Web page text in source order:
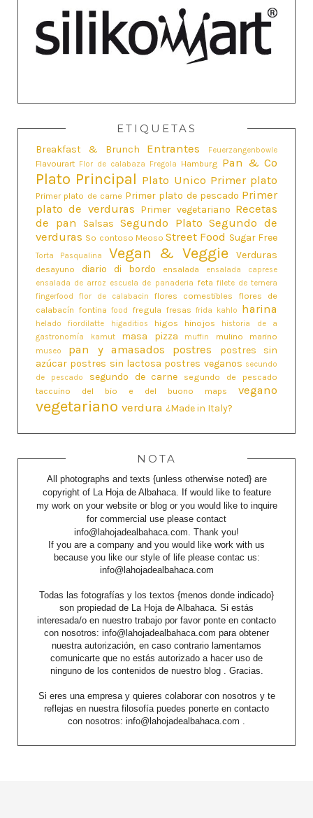
ETIQUETAS
Breakfast & Brunch Entrantes Feuerzangenbowle
Flavourart Flor de calabaza Fregola Hamburg Pan & Co
Plato Principal Plato Unico Primer plato
Primer plato de carne Primer plato de pescado Primer
plato de verduras Primer vegetariano Recetas
de pan
Salsas Segundo Plato Segundo de
verduras So contoso Meoso Street Food Sugar Free
Torta Pasqualina Vegan & Veggie Verduras
desayuno diario di bordo ensalada
ensalada caprese
ensalada de arroz escuela de panaderia feta filete de ternera
fingerfood
flor de calabacin flores comestibles
flores de
calabacín fontina food fregula fresas frida kahlo harina
helado fiordilatte higaditios higos hinojos
historia de a
gastronomía
kamut masa pizza muffin mulino marino
museo pan y amasados postres
postres sin
azúcar postres sin lactosa postres veganos secundo
de pescado
segundo de carne
segundo de pescado
taccuino del bio e del buono maps
vegano
vegetariano verdura ¿Made in Italy?
NOTA
All photographs and texts {unless otherwise noted} are
copyright of La Hoja de Albahaca. If would like to feature
my work on your website or blog or you would like to inquire
for commercial use please contact
info@lahojadealbahaca.com. Thank you!
If you are a company and you would like work with us
because you like our style of life please contac us:
info@lahojadealbahaca.com
Todas las fotografías y los textos {menos donde indicado}
son propiedad de La Hoja de Albahaca. Si estás
interesada/o en nuestro trabajo por favor ponte en contacto
con nosotros: info@lahojadealbahaca.com para obtener
nuestra autorización, en caso contrario lamentamos
comunicarte que no estás autorizado a hacer uso de
ninguno de los contenidos de nuestro blog . Gracias.
Si eres una empresa y quieres colaborar con nosotros y te
reflejas en nuestra filosofía puedes ponerte en contacto
con nosotros: info@lahojadealbahaca.com .